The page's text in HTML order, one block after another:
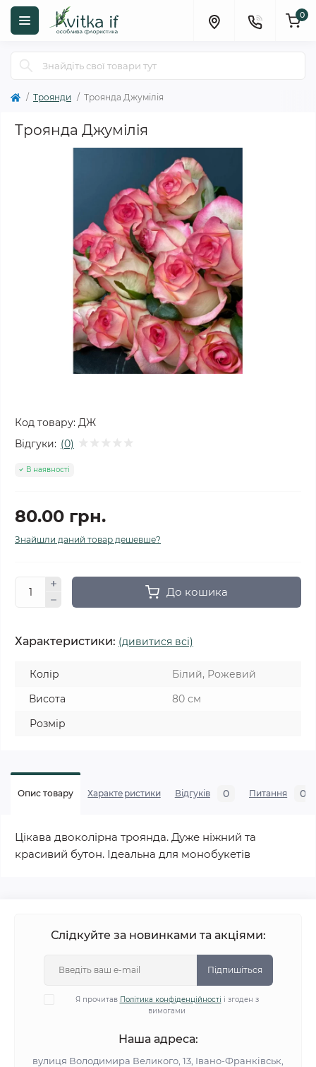
0
Троянди Троянда Джумілія
Троянда Джумілія
Код товару: ДЖ
Відгуки: (0)
В наявності
80.00 грн.
Знайшли даний товар дешевше?
До кошика
Характеристики: (дивитися всі)
Колір
Білий, Рожевий
Висота
80 см
Розмір
Опис товару Характеристики Відгуків 0 Питання 0
Цікава двоколірна троянда. Дуже ніжний та
красивий бутон. Ідеальна для монобукетів
Слідкуйте за новинками та акціями:
Підпишіться
Я прочитав Політика конфіденційності і згоден з
вимогами
Наша адреса:
вулиця Володимира Великого, 13, Івано-Франківськ,